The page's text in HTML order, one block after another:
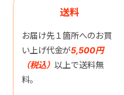
送料
お届け先１箇所へのお買
い上げ代金が5,500円
（税込） 以上で送料無
料。